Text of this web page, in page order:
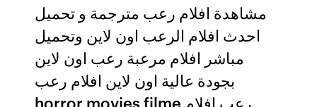
مشاهدة افلام رعب مترجمة و تحميل
احدث افلام الرعب اون لاين وتحميل
مباشر افلام مرعبة رعب اون لاين
بجودة عالية اون لاين افلام رعب
horror movies filme رعب افلام